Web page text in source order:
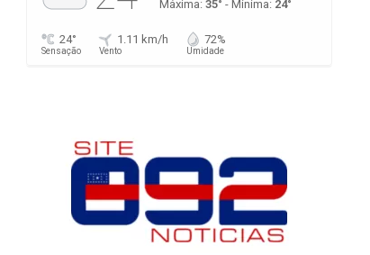
Máxima:35° - Mínima: 24°
24°
Sensação
1.11 km/h
Vento
72%
Umidade